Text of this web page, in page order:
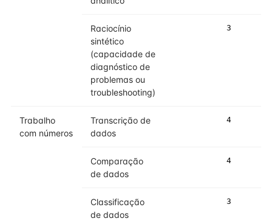
Raciocínio
sintético
(capacidade de
diagnóstico de
problemas ou
troubleshooting)
3
Trabalho
com números
Transcrição de
dados
4
Comparação
de dados
4
Classificação
de dados
3